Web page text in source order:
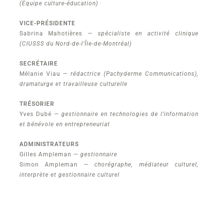
(Équipe culture-éducation)
VICE-PRÉSIDENTE
Sabrina Mahotières — spécialiste en activité clinique
(CIUSSS du Nord-de-l’Île-de-Montréal)
SECRÉTAIRE
Mélanie Viau — rédactrice (Pachyderme Communications),
dramaturge et travailleuse culturelle
TRÉSORIER
Yves Dubé — gestionnaire en technologies de l’information
et bénévole en entrepreneuriat
ADMINISTRATEURS
Gilles Ampleman — gestionnaire
Simon Ampleman — chorégraphe, médiateur culturel,
interprète et gestionnaire culturel